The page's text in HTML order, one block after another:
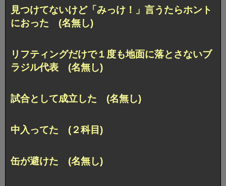
見つけてないけど「みっけ！」言うたらホント
におった (名無し)
リフティングだけで１度も地面に落とさないブ
ラジル代表 (名無し)
試合として成立した (名無し)
中入ってた (２科目)
缶が避けた (名無し)